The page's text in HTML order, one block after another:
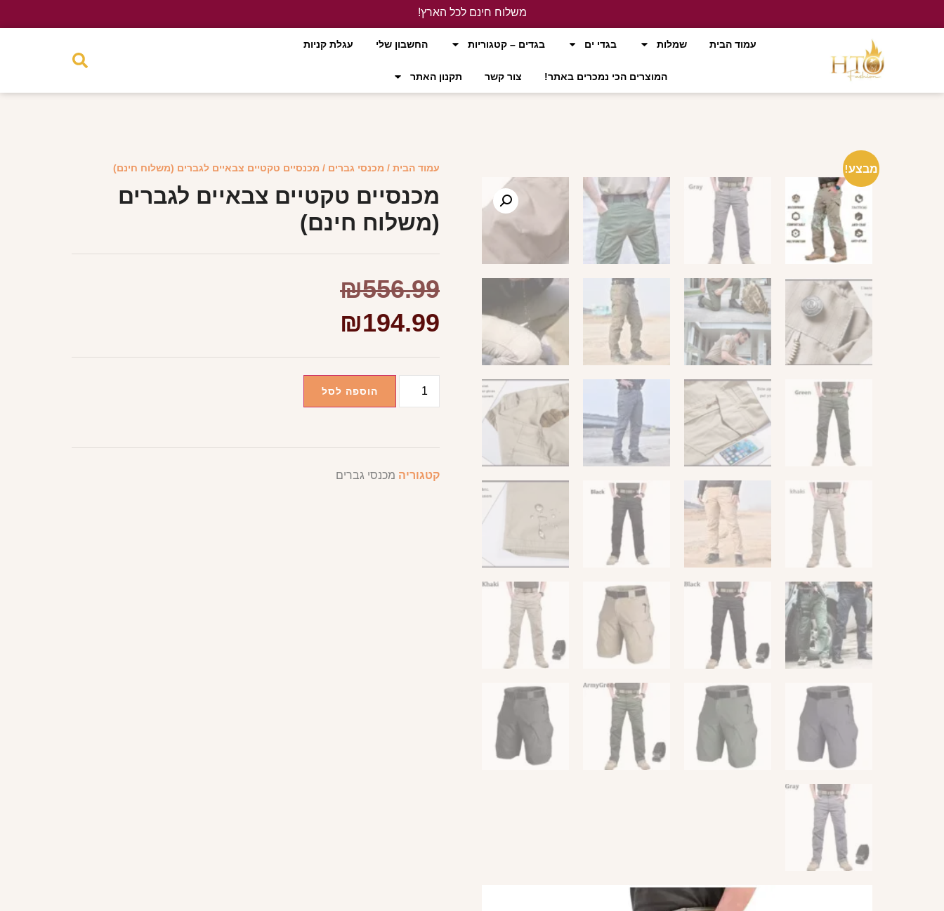
משלוח חינם לכל הארץ!
עמוד הבית
שמלות בגדי ים בגדים – קטגוריות החשבון שלי עגלת קניות
המוצרים הכי נמכרים באתר! צור קשר תקנון האתר
מבצע! עמוד הבית / מכנסי גברים / מכנסיים טקטיים צבאיים לגברים (משלוח חינם)
מכנסיים טקטיים צבאיים לגברים
(משלוח חינם)
₪556.99
₪194.99
הוספה לסל
קטגוריה מכנסי גברים